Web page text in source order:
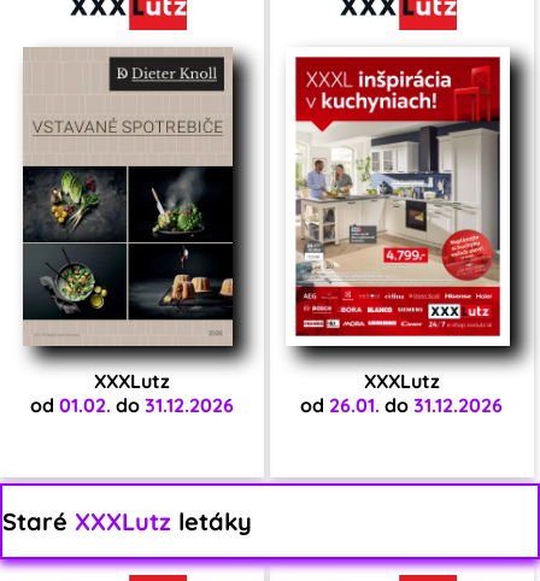
XXXLutz
od 01.02. do 31.12.2026
XXXLutz
od 26.01. do 31.12.2026
Staré XXXLutz letáky